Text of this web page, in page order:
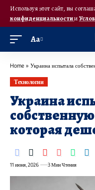
Используя этот сайт, вы
конфиденциальностии
Аа
Home » Украина испытала
Технологии
Украина
которая
11 июня, 2026 3 Мин Чтения